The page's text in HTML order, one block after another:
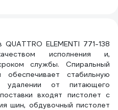
ELEMENTI 771-138
исполнения и,
службы. Спиральный
стабильную
удалении от питающего
входят пистолет с
шин, обдувочный пистолет